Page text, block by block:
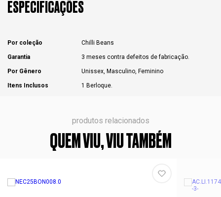
ESPECIFICAÇÕES
Por coleção Chilli Beans
Garantia 3 meses contra defeitos de fabricação.
Por Gênero Unissex, Masculino, Feminino
Itens Inclusos 1 Berloque.
produtos relacionados
QUEM VIU, VIU TAMBÉM